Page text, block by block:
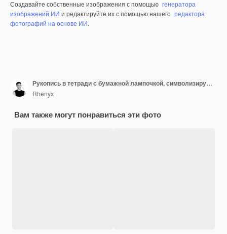
Создавайте собственные изображения с помощью генератора
изображений ИИ и редактируйте их с помощью нашего редактора
фотографий на основе ИИ.
Рукопись в тетради с бумажной лампочкой, символизирующей идею письма или вдохновение
Rhenyx
Вам также могут понравиться эти фото